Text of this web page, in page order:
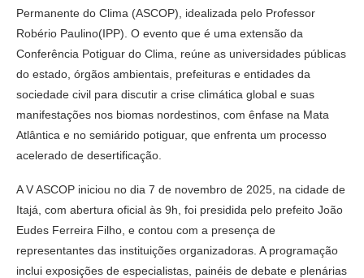
Permanente do Clima (ASCOP), idealizada pelo Professor
Robério Paulino(IPP). O evento que é uma extensão da
Conferência Potiguar do Clima, reúne as universidades públicas
do estado, órgãos ambientais, prefeituras e entidades da
sociedade civil para discutir a crise climática global e suas
manifestações nos biomas nordestinos, com ênfase na Mata
Atlântica e no semiárido potiguar, que enfrenta um processo
acelerado de desertificação.
A V ASCOP iniciou no dia 7 de novembro de 2025, na cidade de
Itajá, com abertura oficial às 9h, foi presidida pelo prefeito João
Eudes Ferreira Filho, e contou com a presença de
representantes das instituições organizadoras. A programação
inclui exposições de especialistas, painéis de debate e plenárias